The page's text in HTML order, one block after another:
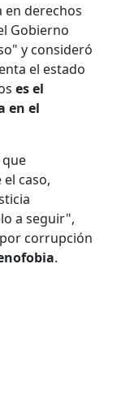
en derechos
Gobierno
y consideró
el estado
es el
en el
que
caso,
a seguir",
corrupción
.